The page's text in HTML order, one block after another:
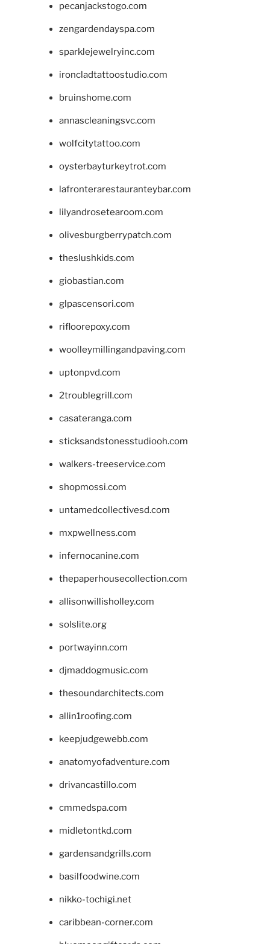
pecanjackstogo.com
zengardendayspa.com
sparklejewelryinc.com
ironcladtattoostudio.com
bruinshome.com
annascleaningsvc.com
wolfcitytattoo.com
oysterbayturkeytrot.com
lafronterarestauranteybar.com
lilyandrosetearoom.com
olivesburgberrypatch.com
theslushkids.com
giobastian.com
glpascensori.com
rifloorepoxy.com
woolleymillingandpaving.com
uptonpvd.com
2troublegrill.com
casateranga.com
sticksandstonesstudiooh.com
walkers-treeservice.com
shopmossi.com
untamedcollectivesd.com
mxpwellness.com
infernocanine.com
thepaperhousecollection.com
allisonwillisholley.com
solslite.org
portwayinn.com
djmaddogmusic.com
thesoundarchitects.com
allin1roofing.com
keepjudgewebb.com
anatomyofadventure.com
drivancastillo.com
cmmedspa.com
midletontkd.com
gardensandgrills.com
basilfoodwine.com
nikko-tochigi.net
caribbean-corner.com